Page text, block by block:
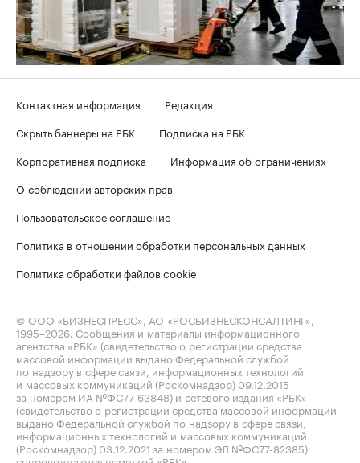
Контактная информация
Редакция
Скрыть баннеры на РБК
Подписка на РБК
Корпоративная подписка
Информация об ограничениях
О соблюдении авторских прав
Пользовательское соглашение
Политика в отношении обработки персональных данных
Политика обработки файлов cookie
© ООО «БИЗНЕСПРЕСС», АО «РОСБИЗНЕСКОНСАЛТИНГ»,
1995–2026 . Сообщения и материалы информационного
агентства «РБК» (свидетельство о регистрации средства
массовой информации выдано Федеральной службой
по надзору в сфере связи, информационных технологий
и массовых коммуникаций (Роскомнадзор) 09.12.2015
за номером ИА №ФС77-63848) и сетевого издания «РБК»
(свидетельство о регистрации средства массовой информации
выдано Федеральной службой по надзору в сфере связи,
информационных технологий и массовых коммуникаций
(Роскомнадзор) 03.12.2021 за номером ЭЛ №ФС77-82385)